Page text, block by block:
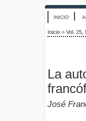
INICIO
Inicio > Vol. 25,
La
José